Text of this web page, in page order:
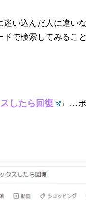
迷い込んだ人に違い
で検索してみること
したら回復 』…